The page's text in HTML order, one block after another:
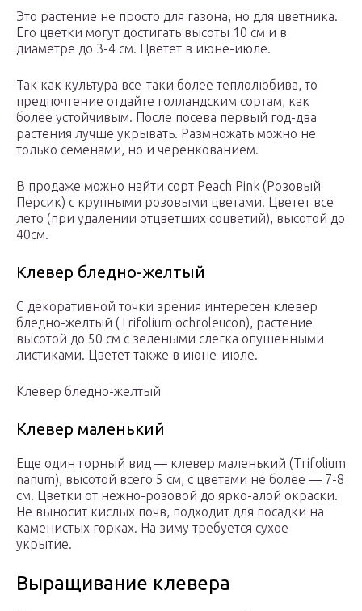
Это растение не просто для газона, но для цветника.
Его цветки могут достигать высоты 10 см и в
диаметре до 3-4 см. Цветет в июне-июле.
Так как культура все-таки более теплолюбива, то
предпочтение отдайте голландским сортам, как
более устойчивым. После посева первый год-два
растения лучше укрывать. Размножать можно не
только семенами, но и черенкованием.
В продаже можно найти сорт Peach Pink (Розовый
Персик) с крупными розовыми цветами. Цветет все
лето (при удалении отцветших соцветий), высотой до
40см.
Клевер бледно-желтый
С декоративной точки зрения интересен клевер
бледно-желтый (Trifolium ochroleucon), растение
высотой до 50 см с зелеными слегка опушенными
листиками. Цветет также в июне-июле.
Клевер бледно-желтый
Клевер маленький
Еще один горный вид — клевер маленький (Trifolium
nanum), высотой всего 5 см, с цветами не более — 7-8
см. Цветки от нежно-розовой до ярко-алой окраски.
Не выносит кислых почв, подходит для посадки на
каменистых горках. На зиму требуется сухое
укрытие.
Выращивание клевера